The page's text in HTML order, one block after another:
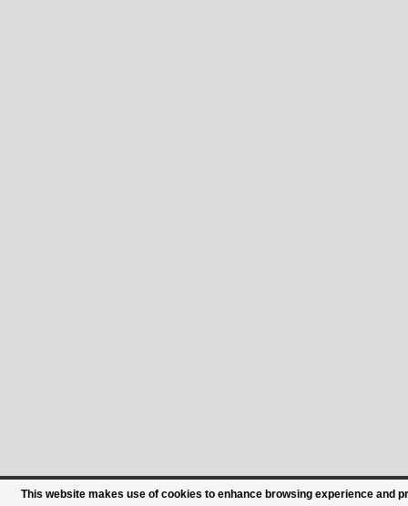
This website makes use of cookies to enhance browsing experience and